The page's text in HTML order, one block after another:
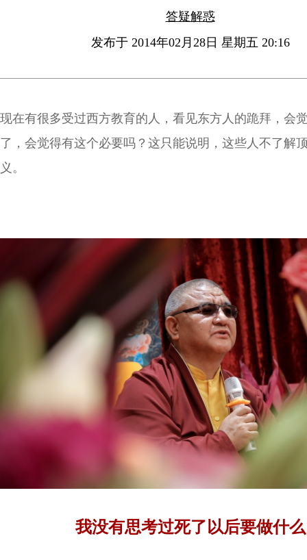
答疑解惑
发布于 2014年02月28日 星期五 20:16
现在有很多受过西方教育的人，看见东方人的跪拜，会
了，会觉得有这个必要吗？这只能说明，这些人不了解
义。
我没有思考过死了以后要做什么